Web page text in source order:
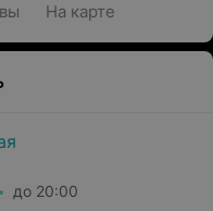
На карте
до 20:00